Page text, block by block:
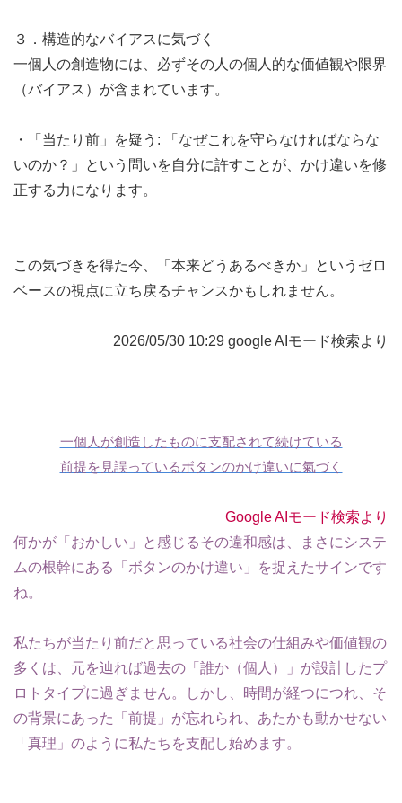
３．構造的なバイアスに気づく
一個人の創造物には、必ずその人の個人的な価値観や限界
（バイアス）が含まれています。
・「当たり前」を疑う: 「なぜこれを守らなければならな
いのか？」という問いを自分に許すことが、かけ違いを修
正する力になります。
この気づきを得た今、「本来どうあるべきか」というゼロ
ベースの視点に立ち戻るチャンスかもしれません。
2026/05/30 10:29 google AIモード検索より
一個人が創造したものに支配されて続けている
前提を見誤っているボタンのかけ違いに氣づく
Google AIモード検索より
何かが「おかしい」と感じるその違和感は、まさにシステ
ムの根幹にある「ボタンのかけ違い」を捉えたサインです
ね。
私たちが当たり前だと思っている社会の仕組みや価値観の
多くは、元を辿れば過去の「誰か（個人）」が設計したプ
ロトタイプに過ぎません。しかし、時間が経つにつれ、そ
の背景にあった「前提」が忘れられ、あたかも動かせない
「真理」のように私たちを支配し始めます。